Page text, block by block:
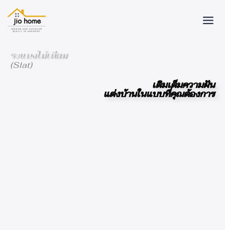
Skip
to
content
ระแนงไม้เทียม
(Slat)
เติมเต็มความฝัน
แต่งบ้านในแบบที่คุณต้องการ